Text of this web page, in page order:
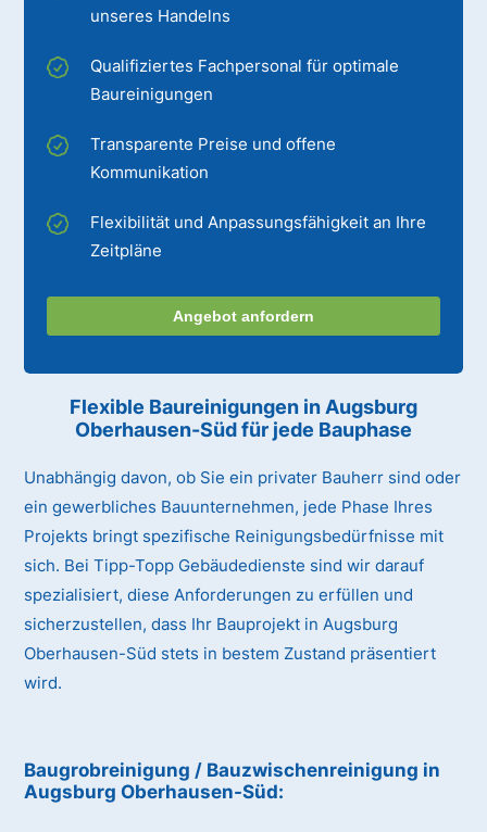
unseres Handelns
Qualifiziertes Fachpersonal für optimale
Baureinigungen
Transparente Preise und offene
Kommunikation
Flexibilität und Anpassungsfähigkeit an Ihre
Zeitpläne
Angebot anfordern
Flexible Baureinigungen in Augsburg
Oberhausen-Südfür jede Bauphase
Unabhängig davon, ob Sie ein privater Bauherr sind oder
ein gewerbliches Bauunternehmen, jede Phase Ihres
Projekts bringt spezifische Reinigungsbedürfnisse mit
sich. Bei Tipp-Topp Gebäudedienste sind wir darauf
spezialisiert, diese Anforderungen zu erfüllen und
sicherzustellen, dass Ihr Bauprojekt in Augsburg
Oberhausen-Süd stets in bestem Zustand präsentiert
wird.
Baugrobreinigung / Bauzwischenreinigung in
Augsburg Oberhausen-Süd: